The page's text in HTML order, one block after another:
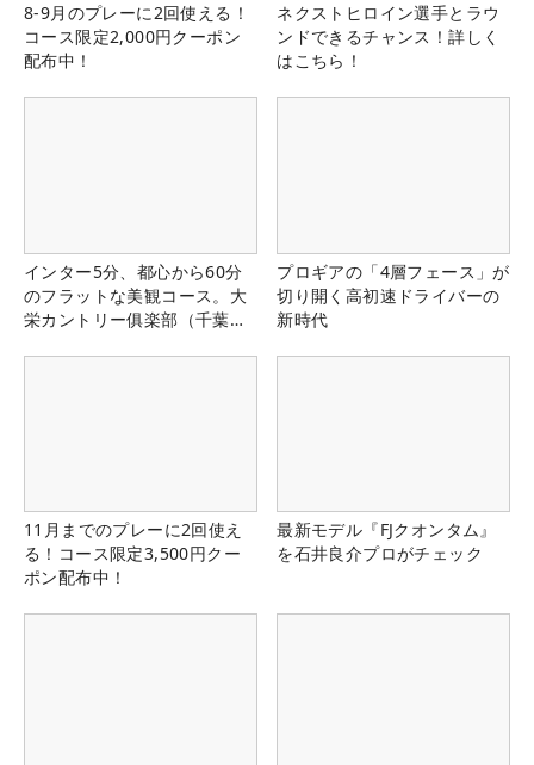
8-9月のプレーに2回使える！
コース限定2,000円クーポン
配布中！
ネクストヒロイン選手とラウ
ンドできるチャンス！詳しく
はこちら！
インター5分、都心から60分
のフラットな美観コース。大
栄カントリー俱楽部（千葉
プロギアの「4層フェース」が
切り開く高初速ドライバーの
新時代
11月までのプレーに2回使え
る！コース限定3,500円クー
ポン配布中！
最新モデル『FJクオンタム』
を石井良介プロがチェック